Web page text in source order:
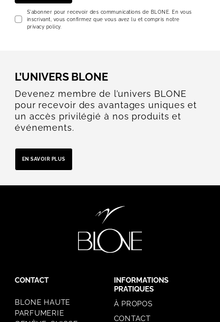
S'abonner pour recevoir des communications de BLONE. En vous
inscrivant, vous confirmez que vous avez lu et compris notre
privacy policy.
L’UNIVERS BLONE
Devenez membre de l’univers BLONE
pour recevoir des avantages uniques et
un accès privilégié à nos produits et
événements.
EN SAVOIR PLUS
CONTACT
BLONE HAUTE
PARFUMERIE
INFORMATIONS
PRATIQUES
À PROPOS
CONTACT